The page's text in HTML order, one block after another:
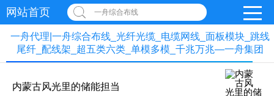
网站首页 一舟综合布线
一舟代理|一舟综合布线_光纤光缆_电缆网线_面板模块_跳线
尾纤_配线架_超五类六类_单模多模_千兆万兆—一舟集团
内蒙古风光里的储能担当